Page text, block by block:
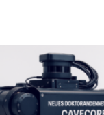
vom
Computertechnik
Herkömmliche
an ihre
Speicher- und